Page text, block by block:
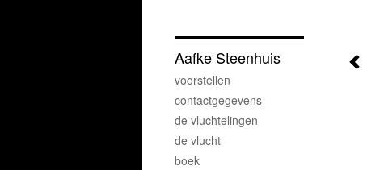
Aafke Steenhuis
voorstellen
contactgegevens
de vluchtelingen
de vlucht
boek